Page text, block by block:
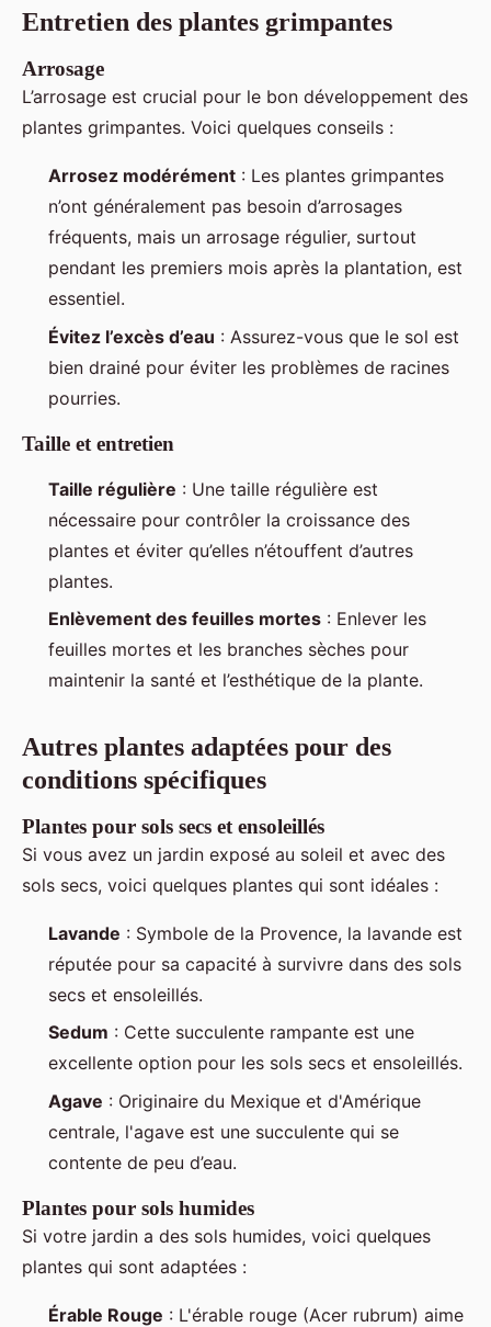
Entretien des plantes grimpantes
Arrosage
L’arrosage est crucial pour le bon développement des
plantes grimpantes. Voici quelques conseils :
Arrosez modérément : Les plantes grimpantes
n’ont généralement pas besoin d’arrosages
fréquents, mais un arrosage régulier, surtout
pendant les premiers mois après la plantation, est
essentiel.
Évitez l’excès d’eau : Assurez-vous que le sol est
bien drainé pour éviter les problèmes de racines
pourries.
Taille et entretien
Taille régulière : Une taille régulière est
nécessaire pour contrôler la croissance des
plantes et éviter qu’elles n’étouffent d’autres
plantes.
Enlèvement des feuilles mortes : Enlever les
feuilles mortes et les branches sèches pour
maintenir la santé et l’esthétique de la plante.
Autres plantes adaptées pour des
conditions spécifiques
Plantes pour sols secs et ensoleillés
Si vous avez un jardin exposé au soleil et avec des
sols secs, voici quelques plantes qui sont idéales :
Lavande : Symbole de la Provence, la lavande est
réputée pour sa capacité à survivre dans des sols
secs et ensoleillés.
Sedum : Cette succulente rampante est une
excellente option pour les sols secs et ensoleillés.
Agave : Originaire du Mexique et d'Amérique
centrale, l'agave est une succulente qui se
contente de peu d’eau.
Plantes pour sols humides
Si votre jardin a des sols humides, voici quelques
plantes qui sont adaptées :
Érable Rouge : L'érable rouge (Acer rubrum) aime